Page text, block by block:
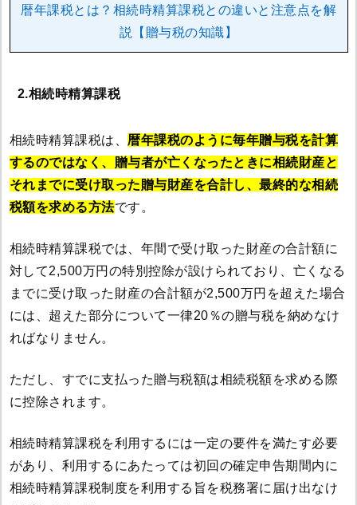
暦年課税とは？相続時精算課税との違いと注意点を解
説【贈与税の知識】
2.相続時精算課税
相続時精算課税は、 暦年課税のように毎年贈与税を計算
するのではなく、贈与者が亡くなったときに相続財産と
それまでに受け取った贈与財産を合計し、最終的な相続
税額を求める方法です。
相続時精算課税では、年間で受け取った財産の合計額に
対して2,500万円の特別控除が設けられており、亡くなる
までに受け取った財産の合計額が2,500万円を超えた場合
には、超えた部分について一律20％の贈与税を納めなけ
ればなりません。
ただし、すでに支払った贈与税額は相続税額を求める際
に控除されます。
相続時精算課税を利用するには一定の要件を満たす必要
があり、利用するにあたっては初回の確定申告期間内に
相続時精算課税制度を利用する旨を税務署に届け出なけ